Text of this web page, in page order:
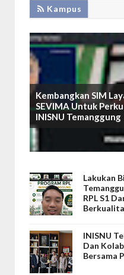
Kampus
Kembangkan SIM
SEVIMA Untuk
INISNU Temanggung
Lakukan
RPL S1
INISNU
Dan
Bersama